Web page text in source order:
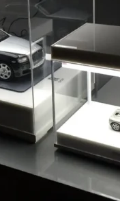
Me
quedado